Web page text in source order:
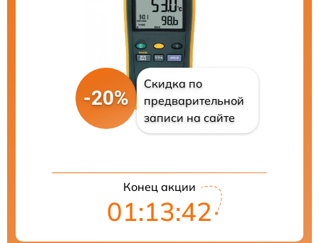
-20%
Скидка по
предварительной
записи на сайте
Конец акции
01:13:42